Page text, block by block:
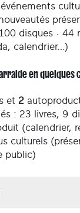
événements
disques · 44
calendrier…)
en
et 2
: 23 livres, 9
(calendrier,
culturels
public)